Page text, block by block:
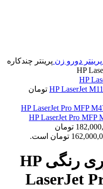
پرینتر دورو زن پرینتر چندکاره
تومان
قیمت اصلی 182,000,000 تومان
پرینتر چندکاره لیزری رنگی HP
LaserJet